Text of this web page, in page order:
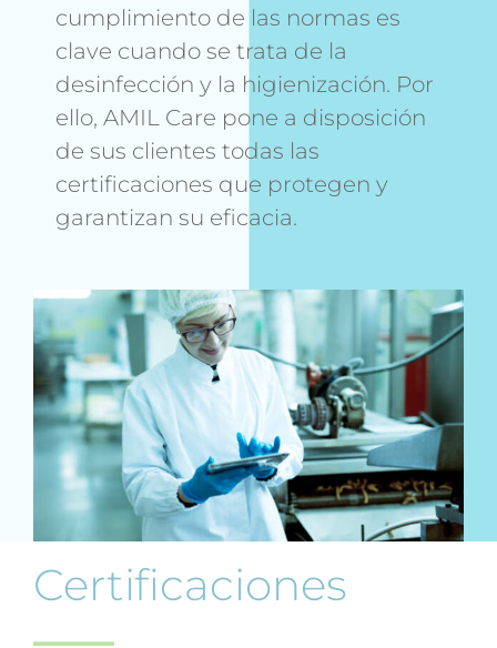
cumplimiento de las normas es
clave cuando se trata de la
desinfección y la higienización. Por
ello, AMIL Care pone a disposición
de sus clientes todas las
certificaciones que protegen y
garantizan su eficacia.
Certificaciones